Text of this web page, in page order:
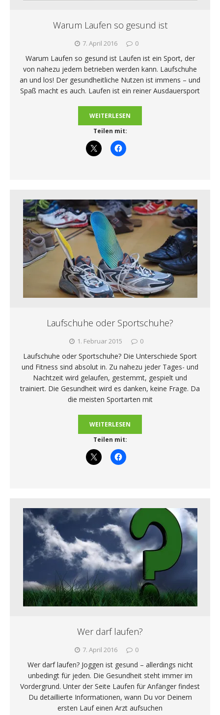
Warum Laufen so gesund ist
7. April 2016 0
Warum Laufen so gesund ist Laufen ist ein Sport, der
von nahezu jedem betrieben werden kann. Laufschuhe
an und los! Der gesundheitliche Nutzen ist immens – und
Spaß macht es auch. Laufen ist ein reiner Ausdauersport
WEITERLESEN
Teilen mit:
Laufschuhe oder Sportschuhe?
1. Februar 2015 0
Laufschuhe oder Sportschuhe? Die Unterschiede Sport
und Fitness sind absolut in. Zu nahezu jeder Tages- und
Nachtzeit wird gelaufen, gestemmt, gespielt und
trainiert. Die Gesundheit wird es danken, keine Frage. Da
die meisten Sportarten mit
WEITERLESEN
Teilen mit:
Wer darf laufen?
7. April 2016 0
Wer darf laufen? Joggen ist gesund – allerdings nicht
unbedingt für jeden. Die Gesundheit steht immer im
Vordergrund. Unter der Seite Laufen für Anfänger findest
Du detaillierte Informationen, wann Du vor Deinem
ersten Lauf einen Arzt aufsuchen